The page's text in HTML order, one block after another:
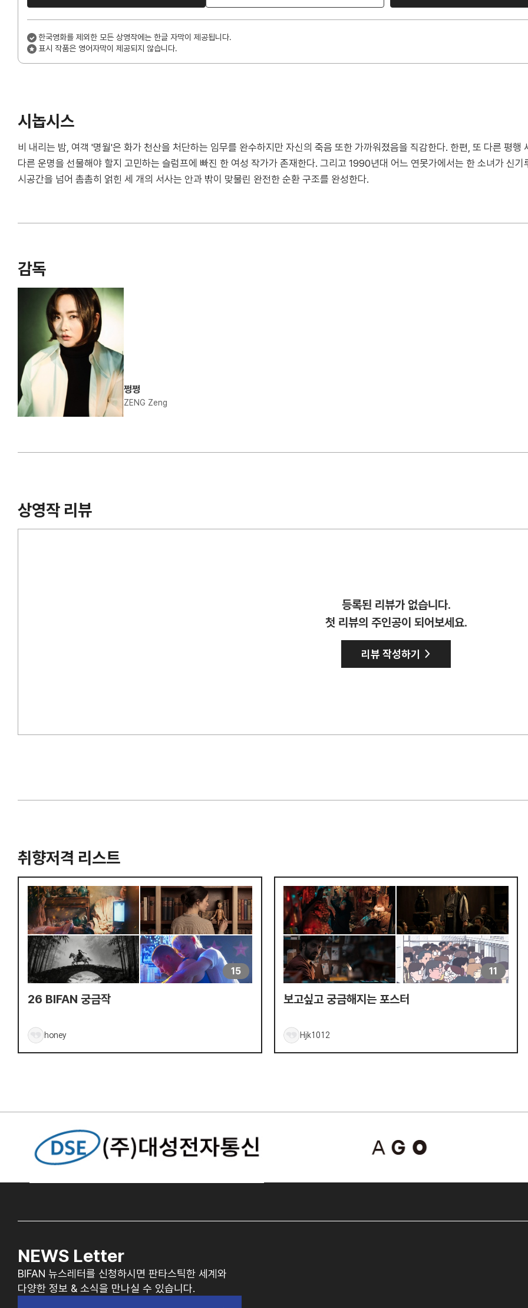
한국영화를 제외한 모든 상영작에는 한글 자막이 제공됩니다.
표시 작품은 영어자막이 제공되지 않습니다.
시놉시스
비 내리는 밤, 여객 '명월'은 화가 천산을 처단하는 임무를 완수하지만 자신의 죽음 또한 가까워졌음을 직감한다. 한편, 또 다른 평
다른 운명을 선물해야 할지 고민하는 슬럼프에 빠진 한 여성 작가가 존재한다. 그리고 1990년대 어느 연못가에서는 한 소녀가 신
시공간을 넘어 촘촘히 얽힌 세 개의 서사는 안과 밖이 맞물린 완전한 순환 구조를 완성한다.
감독
쩡쩡
ZENG Zeng
상영작 리뷰
등록된 리뷰가 없습니다.
첫 리뷰의 주인공이 되어보세요.
리뷰 작성하기 >
취향저격 리스트
15
26 BIFAN 궁금작
honey
11
보고싶고 궁금해지는 포스터
Hjk1012
NEWS Letter
BIFAN 뉴스레터를 신청하시면 판타스틱한 세계와
다양한 정보 & 소식을 만나실 수 있습니다.